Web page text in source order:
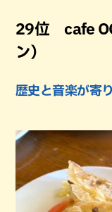
29位 cafe
ン）
歴史と音楽が寄